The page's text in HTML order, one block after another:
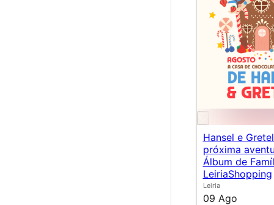
Hansel e
próxima
Álbum de
LeiriaShopping
Leiria
09 Ago